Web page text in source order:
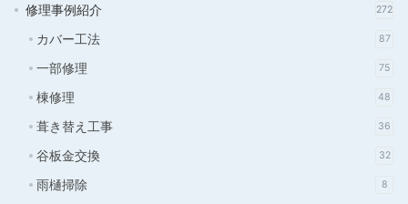
修理事例紹介 272
カバー工法 87
一部修理 75
棟修理 48
葺き替え工事 36
谷板金交換 32
雨樋掃除 8